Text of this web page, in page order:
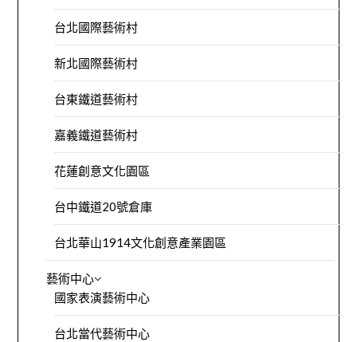
台北國際藝術村
新北國際藝術村
台東鐵道藝術村
嘉義鐵道藝術村
花蓮創意文化園區
台中鐵道20號倉庫
台北華山1914文化創意產業園區
藝術中心
國家表演藝術中心
台北當代藝術中心